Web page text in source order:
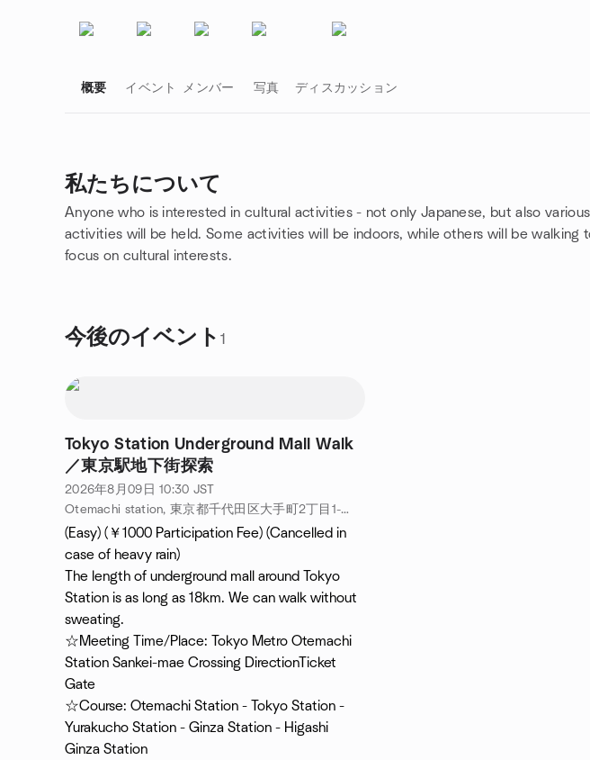
概要 イベント メンバー 写真 ディスカッション
私たちについて
Anyone who is interested in cultural activities - not only Japanese, but also
activities will be held. Some activities will be indoors, while others will be walking
focus on cultural interests.
今後のイベント 1
Tokyo Station Underground Mall Walk
／東京駅地下街探索
2026年8月09日 10:30 JST
Otemachi station, 東京都千代田区大手町2丁目1-1, Tokyo, JP
(Easy) (￥1000 Participation Fee) (Cancelled in
case of heavy rain)
The length of underground mall around Tokyo
Station is as long as 18km. We can walk without
sweating.
☆Meeting Time/Place: Tokyo Metro Otemachi
Station Sankei-mae Crossing DirectionTicket
Gate
☆Course: Otemachi Station - Tokyo Station -
Yurakucho Station - Ginza Station - Higashi
Ginza Station
グループのリンク